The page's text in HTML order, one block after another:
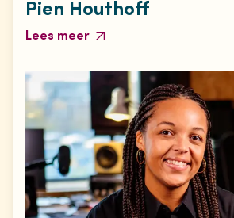
Pien Houthoff
Lees meer